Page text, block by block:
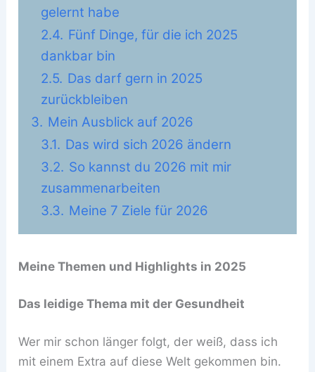
gelernt habe
2.4. Fünf Dinge, für die ich 2025
dankbar bin
2.5. Das darf gern in 2025
zurückbleiben
3. Mein Ausblick auf 2026
3.1. Das wird sich 2026 ändern
3.2. So kannst du 2026 mit mir
zusammenarbeiten
3.3. Meine 7 Ziele für 2026
Meine Themen und Highlights in 2025
Das leidige Thema mit der Gesundheit
Wer mir schon länger folgt, der weiß, dass ich
mit einem Extra auf diese Welt gekommen bin.